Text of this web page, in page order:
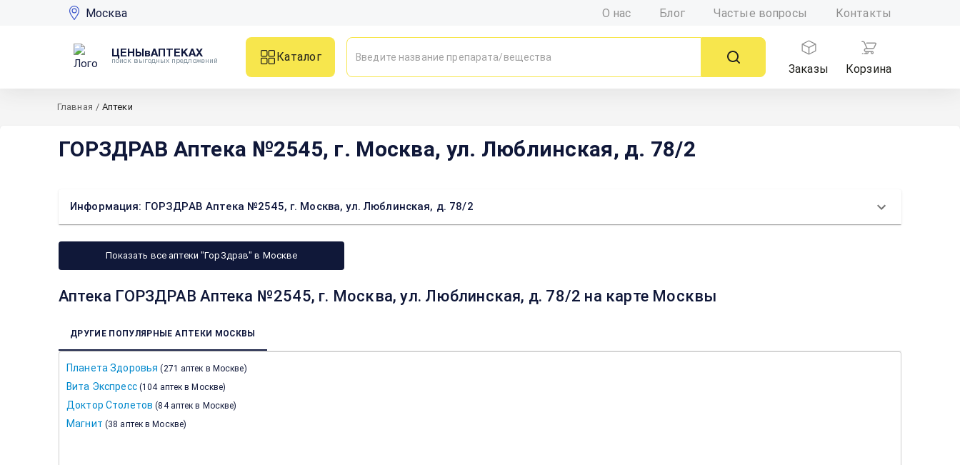
Москва О нас Блог Частые вопросы Контакты
ЦЕНЫвАПТЕКАХ
поиск выгодных предложений
Каталог
Заказы
Корзина
Главная / Аптеки
ГОРЗДРАВ Аптека №2545, г. Москва, ул. Люблинская, д. 78/2
Информация: ГОРЗДРАВ Аптека №2545, г. Москва, ул. Люблинская, д. 78/2
Показать все аптеки "ГорЗдрав" в Москве
Аптека ГОРЗДРАВ Аптека №2545, г. Москва, ул. Люблинская, д. 78/2 на карте Москвы
ДРУГИЕ ПОПУЛЯРНЫЕ АПТЕКИ МОСКВЫ
Планета Здоровья (271 аптек в Москве)
Вита Экспресс (104 аптек в Москве)
Доктор Столетов (84 аптек в Москве)
Магнит (38 аптек в Москве)